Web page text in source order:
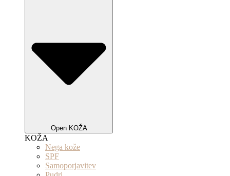
Open KOŽA
KOŽA
Nega kože
SPF
Samoporjavitev